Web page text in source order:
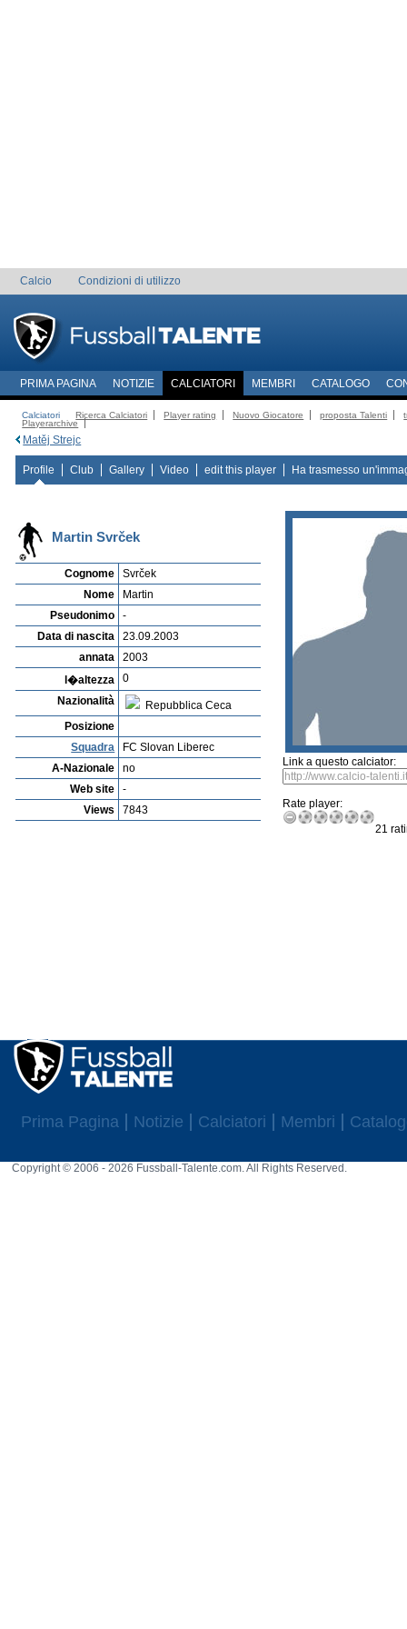
Calcio Condizioni di utilizzo
PRIMA PAGINA NOTIZIE CALCIATORI MEMBRI CATALOGO
Calciatori Ricerca Calciatori Player rating Nuovo Giocatore proposta Talenti
Playerarchive
Matěj Strejc
Profile Club Gallery Video edit this player Ha trasmesso
Martin Svrček
Cognome
Svrček
Nome
Martin
Pseudonimo
-
Data di nascita
23.09.2003
annata
2003
l�altezza
0
Nazionalità
Repubblica Ceca
Posizione
Squadra
FC Slovan Liberec
A-Nazionale
no
Web site
-
Views
7843
Link a questo calciator:
Rate player:
21
Prima Pagina Notizie Calciatori Membri
Copyright © 2006 - 2026 Fussball-Talente.com. All Rights Reserved.